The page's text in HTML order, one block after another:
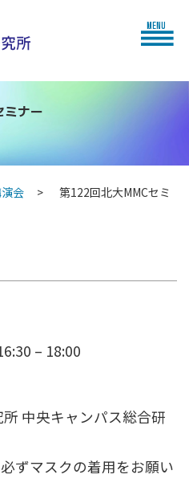
MENU
ナー
会
第122回北大MMCセミ
– 18:00
中央キャンパス総合研
ずマスクの着用をお願い